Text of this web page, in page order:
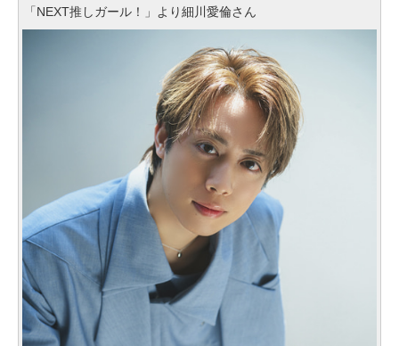
「NEXT推しガール！」より細川愛倫さん